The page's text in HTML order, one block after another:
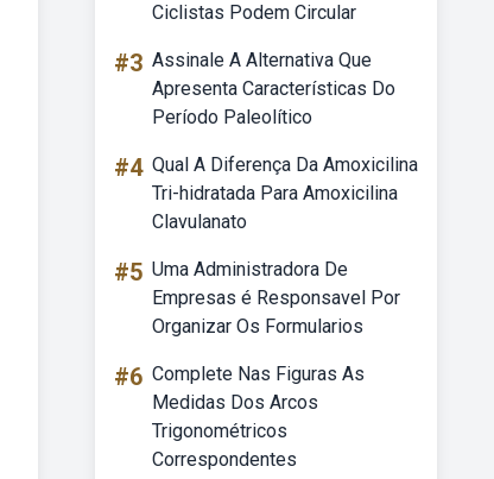
Ciclistas Podem Circular
#3 Assinale A Alternativa Que
Apresenta Características Do
Período Paleolítico
#4 Qual A Diferença Da Amoxicilina
Tri-hidratada Para Amoxicilina
Clavulanato
#5 Uma Administradora De
Empresas é Responsavel Por
Organizar Os Formularios
#6 Complete Nas Figuras As
Medidas Dos Arcos
Trigonométricos
Correspondentes